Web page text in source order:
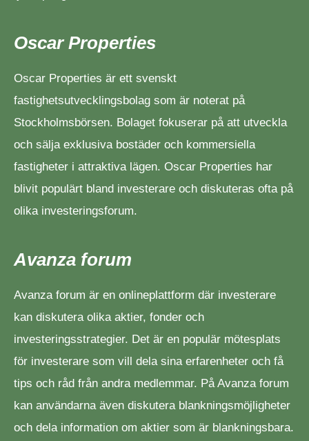
Oscar Properties
Oscar Properties är ett svenskt
fastighetsutvecklingsbolag som är noterat på
Stockholmsbörsen. Bolaget fokuserar på att utveckla
och sälja exklusiva bostäder och kommersiella
fastigheter i attraktiva lägen. Oscar Properties har
blivit populärt bland investerare och diskuteras ofta på
olika investeringsforum.
Avanza forum
Avanza forum är en onlineplattform där investerare
kan diskutera olika aktier, fonder och
investeringsstrategier. Det är en populär mötesplats
för investerare som vill dela sina erfarenheter och få
tips och råd från andra medlemmar. På Avanza forum
kan användarna även diskutera blankningsmöjligheter
och dela information om aktier som är blankningsbara.